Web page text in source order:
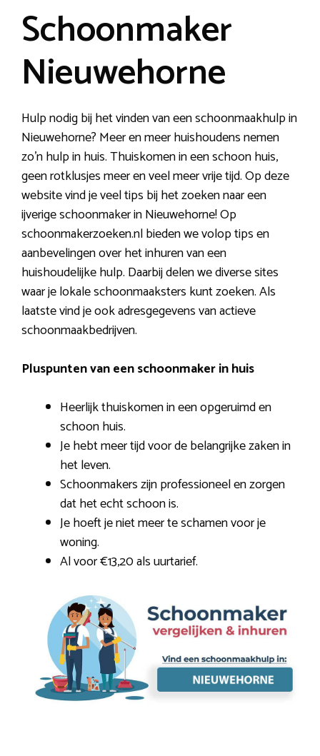
Schoonmaker
Nieuwehorne
Hulp nodig bij het vinden van een schoonmaakhulp in
Nieuwehorne? Meer en meer huishoudens nemen
zo’n hulp in huis. Thuiskomen in een schoon huis,
geen rotklusjes meer en veel meer vrije tijd. Op deze
website vind je veel tips bij het zoeken naar een
ijverige schoonmaker in Nieuwehorne! Op
schoonmakerzoeken.nl bieden we volop tips en
aanbevelingen over het inhuren van een
huishoudelijke hulp. Daarbij delen we diverse sites
waar je lokale schoonmaaksters kunt zoeken. Als
laatste vind je ook adresgegevens van actieve
schoonmaakbedrijven.
Pluspunten van een schoonmaker in huis
Heerlijk thuiskomen in een opgeruimd en
schoon huis.
Je hebt meer tijd voor de belangrijke zaken in
het leven.
Schoonmakers zijn professioneel en zorgen
dat het echt schoon is.
Je hoeft je niet meer te schamen voor je
woning.
Al voor €13,20 als uurtarief.